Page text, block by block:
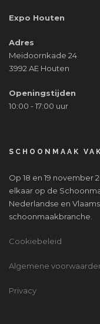
Expo Houten
Adres
Meidoornkade 24
3992 AE Houten
Openingstijden
10:00 - 17:00 uur
SCHOONMAAK
Op 18 en 19
elkaar op de
Nederlandse en
schoonmaakbranche.
Cookiebeleid
Algemene
Privacy